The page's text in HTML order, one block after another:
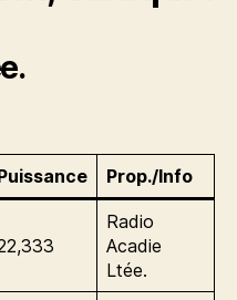
Prop./Info
Radio
Acadie
Ltée.